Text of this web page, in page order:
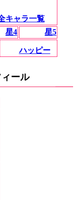
キャラ一覧
星4 星5
ハッピー
ール